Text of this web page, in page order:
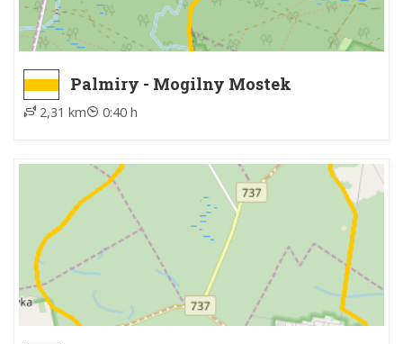
Palmiry - Mogilny Mostek
2,31 km 0:40 h